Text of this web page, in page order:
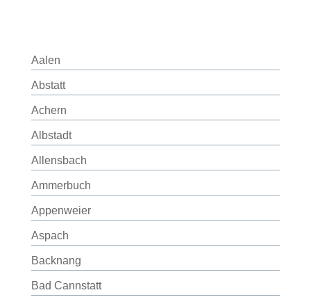
Aalen
Abstatt
Achern
Albstadt
Allensbach
Ammerbuch
Appenweier
Aspach
Backnang
Bad Cannstatt